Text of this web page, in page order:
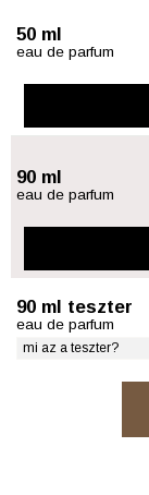
50 ml
eau de parfum
90 ml
eau de parfum
90 ml teszter
eau de parfum
mi az a teszter?